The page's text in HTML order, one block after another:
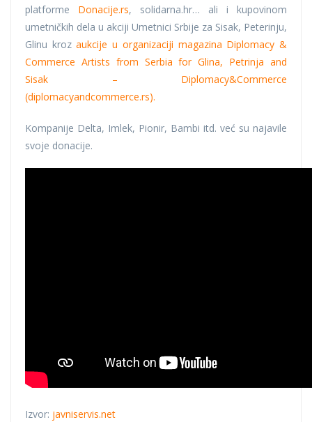
platforme Donacije.rs, solidarna.hr… ali i kupovinom
umetničkih dela u akciji Umetnici Srbije za Sisak, Peterinju,
Glinu krozaukcije u organizaciji magazina Diplomacy &
Commerce Artists from Serbia for Glina, Petrinja and
Sisak – Diplomacy&Commerce
(diplomacyandcommerce.rs).
Kompanije Delta, Imlek, Pionir, Bambi itd. već su najavile
svoje donacije.
Izvor: javniservis.net